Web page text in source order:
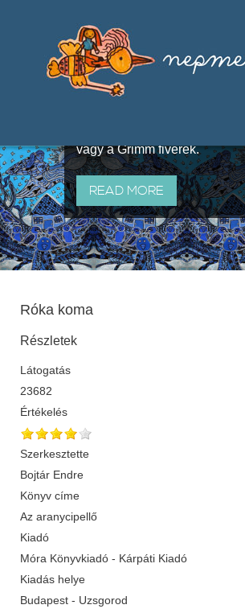
útján terjedő elbeszélésekből,
melyeket olyan ismert gyűjtők
állítottak össze, mint Benedek
vagy a Grimm fivérek.
READ MORE
Róka koma
Részletek
Látogatás
23682
Értékelés
Szerkesztette
Bojtár Endre
Könyv címe
Az aranycipellő
Kiadó
Móra Könyvkiadó - Kárpáti Kiadó
Kiadás helye
Budapest - Uzsgorod